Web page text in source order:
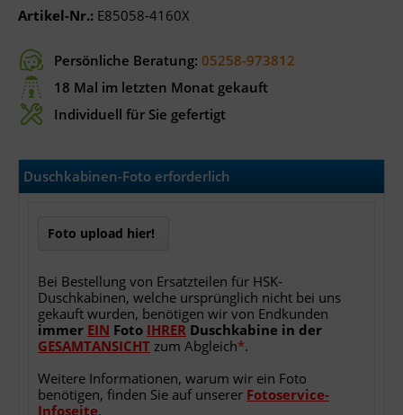
Artikel-Nr.: E85058-4160X
Persönliche Beratung: 05258-973812
18 Mal im letzten Monat gekauft
Individuell für Sie gefertigt
Duschkabinen-Foto erforderlich
Foto upload hier!
Bei Bestellung von Ersatzteilen für HSK-
Duschkabinen, welche ursprünglich nicht bei uns
gekauft wurden, benötigen wir von Endkunden
immer EIN Foto IHRER Duschkabine in der
GESAMTANSICHT zum Abgleich*.
Weitere Informationen, warum wir ein Foto
benötigen, finden Sie auf unserer Fotoservice-
Infoseite.